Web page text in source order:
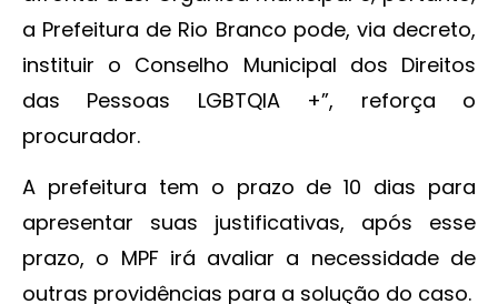
a Prefeitura de Rio Branco pode, via decreto,
instituir o Conselho Municipal dos Direitos
das Pessoas LGBTQIA +”, reforça o
procurador.
A prefeitura tem o prazo de 10 dias para
apresentar suas justificativas, após esse
prazo, o MPF irá avaliar a necessidade de
outras providências para a solução do caso.